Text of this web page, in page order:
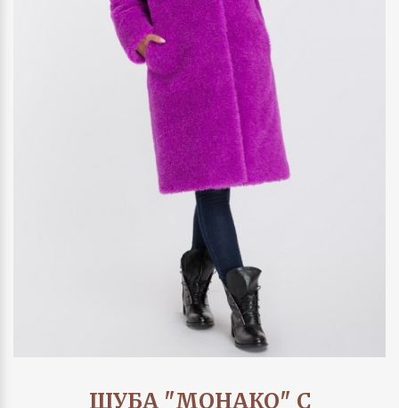
ШУБА "МОНАКО" С